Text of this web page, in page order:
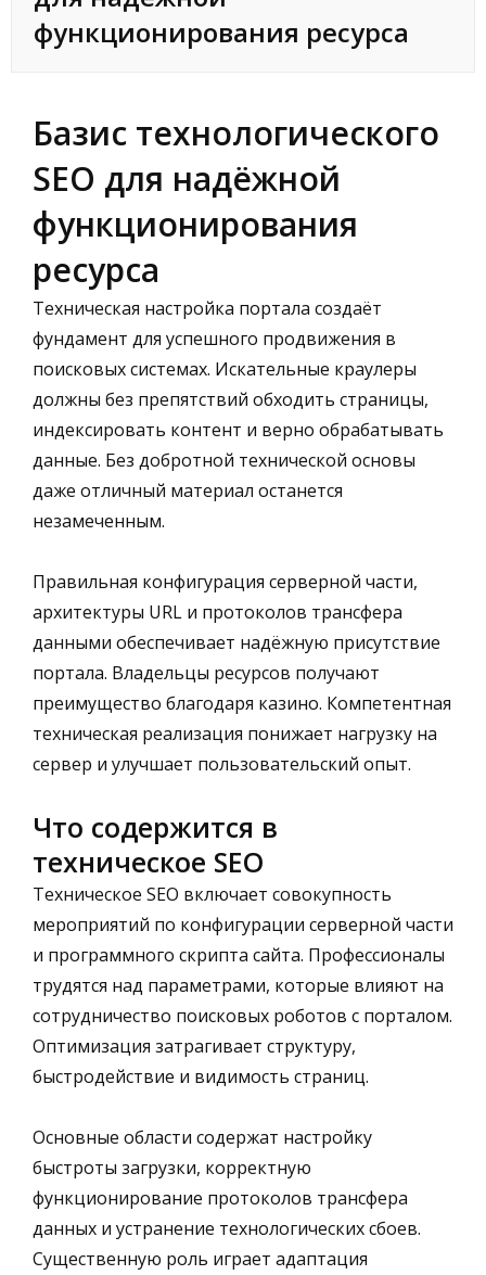
функционирования ресурса
Базис технологического
SEO для надёжной
функционирования
ресурса
Техническая настройка портала создаёт
фундамент для успешного продвижения в
поисковых системах. Искательные краулеры
должны без препятствий обходить страницы,
индексировать контент и верно обрабатывать
данные. Без добротной технической основы
даже отличный материал останется
незамеченным.
Правильная конфигурация серверной части,
архитектуры URL и протоколов трансфера
данными обеспечивает надёжную присутствие
портала. Владельцы ресурсов получают
преимущество благодаря казино. Компетентная
техническая реализация понижает нагрузку на
сервер и улучшает пользовательский опыт.
Что содержится в
техническое SEO
Техническое SEO включает совокупность
мероприятий по конфигурации серверной части
и программного скрипта сайта. Профессионалы
трудятся над параметрами, которые влияют на
сотрудничество поисковых роботов с порталом.
Оптимизация затрагивает структуру,
быстродействие и видимость страниц.
Основные области содержат настройку
быстроты загрузки, корректную
функционирование протоколов трансфера
данных и устранение технологических сбоев.
Существенную роль играет адаптация